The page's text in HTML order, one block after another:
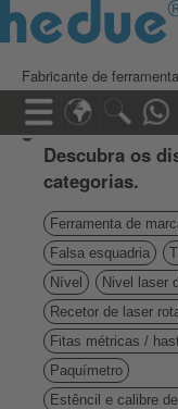
Fabricante de
Descubra os
categorias.
Ferramenta de
Falsa esquadria
Nível
Nivel laser
Recetor de laser
Fitas métricas /
Paquímetro
Estêncil e calibre